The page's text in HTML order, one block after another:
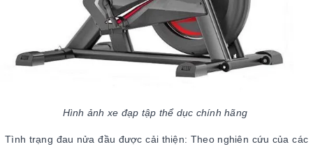
Hình ảnh xe đạp tập thể dục chính hãng
Tình trạng đau nửa đầu được cải thiện: Theo nghiên cứu của các